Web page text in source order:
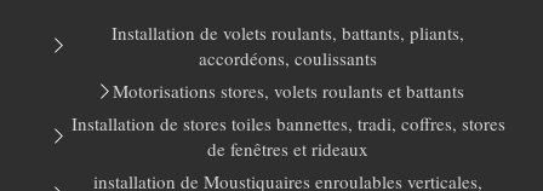
Installation de volets roulants, battants, pliants,
accordéons, coulissants
Motorisations stores, volets roulants et battants
Installation de stores toiles bannettes, tradi, coffres, stores
de fenêtres et rideaux
installation de Moustiquaires enroulables verticales,